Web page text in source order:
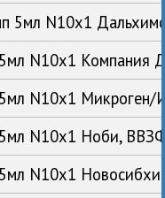
5мл N10x1
N10x1 Компания
N10x1
N10x1 Ноби,
N10x1